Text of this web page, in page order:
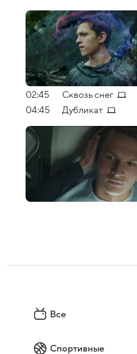
02:45
Сквозь снег
04:45
Дубликат
Все
Спортивные